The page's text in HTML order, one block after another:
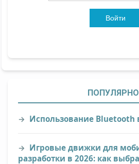
Войти
Использование Bluetooth
Игровые движки для
разработки в 2026: как